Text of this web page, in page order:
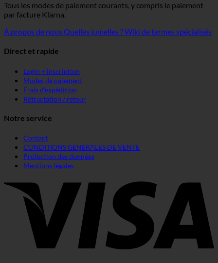
Tous les modes de paiement courants, y compris le paiement
par facture Klarna.
À propos de nousQuelles jumelles ?Wiki de termes spécialisés
Direct et rapide
Login + inscription
Modes de paiement
Frais d'expédition
Rétractation / retour
Notre service
Contact
CONDITIONS GÉNÉRALES DE VENTE
Protection des données
Mentions légales